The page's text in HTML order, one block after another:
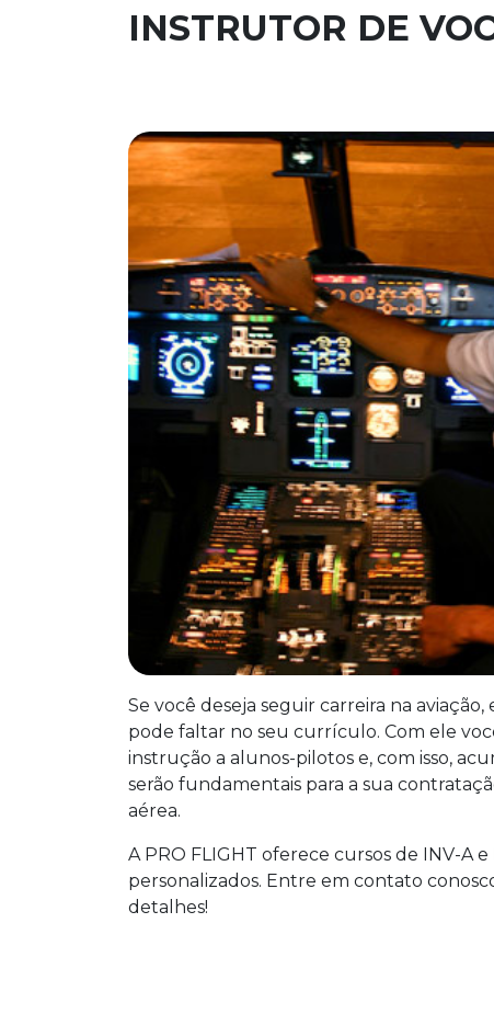
INSTRUTOR DE
Se você deseja seguir carreira na
pode faltar no seu currículo. Com ele
instrução a alunos-pilotos e, com isso,
serão fundamentais para a sua
aérea.
A PRO FLIGHT oferece cursos de INV-A
personalizados. Entre em contato
detalhes!